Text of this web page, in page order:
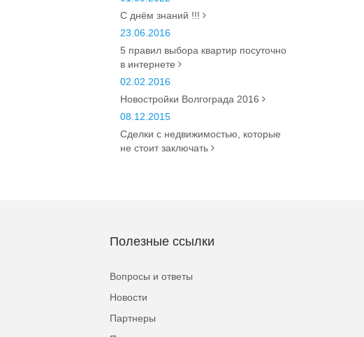
С днём знаний !!!
23.06.2016
5 правил выбора квартир посуточно
в интернете
02.02.2016
Новостройки Волгограда 2016
08.12.2015
Сделки с недвижимостью, которые
не стоит заключать
Полезные ссылки
Вопросы и ответы
Новости
Партнеры